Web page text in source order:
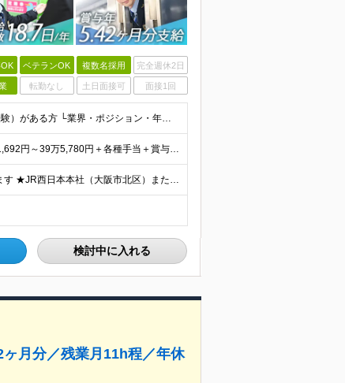
ベテランOK 複数名採用 完全週休2日
転勤なし 土日面接可 面接1回
◆未経験・第二新卒OK ◆高卒以上 ◆社会人経験（就労経験）がある方 └業界・ポジション・年数不問 〈20～30代の社員が多数活躍中！〉 若手からベテランまで、さまざまな方が在籍。 前職経験を活かし
★賞与5.42ヶ月分支給予定あり！ （大卒以上）月給24万1,692円～39万5,780円＋各種手当＋賞与2回 （高卒以上）月給22万2,662円～39万5,780円＋各種手当＋賞与2回 ※上記は
★U/Iターン歓迎！ご自宅から通える範囲での勤務となります ★JR西日本本社（大阪市北区）または、当社事業エリア内（北陸から北九州まで）の各支社で勤務 ※関西に本社あり※ 〈近畿エリア〉 三重県（
検討中に入れる
月分／残業月11h程／年休